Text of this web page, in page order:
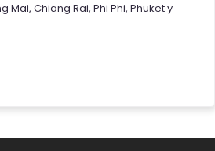
Mai, Chiang Rai, Phi Phi, Phukety